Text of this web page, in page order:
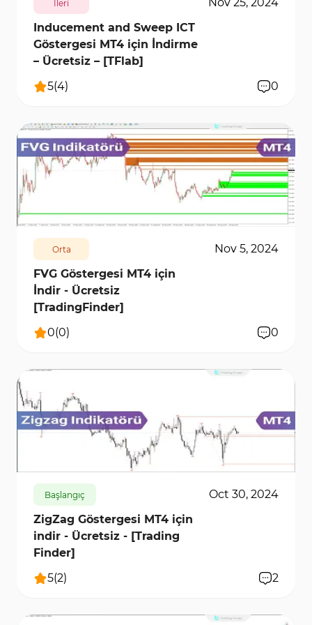
İleri
Nov 25, 2024
Inducement and Sweep ICT
Göstergesi MT4 için İndirme
– Ücretsiz – [TFlab]
5(4) 0
Orta
Nov 5, 2024
FVG Göstergesi MT4 için
İndir - Ücretsiz
[TradingFinder]
0(0) 0
0
Başlangıç
Oct 30, 2024
ZigZag Göstergesi MT4 için
indir - Ücretsiz - [Trading
Finder]
5(2) 2